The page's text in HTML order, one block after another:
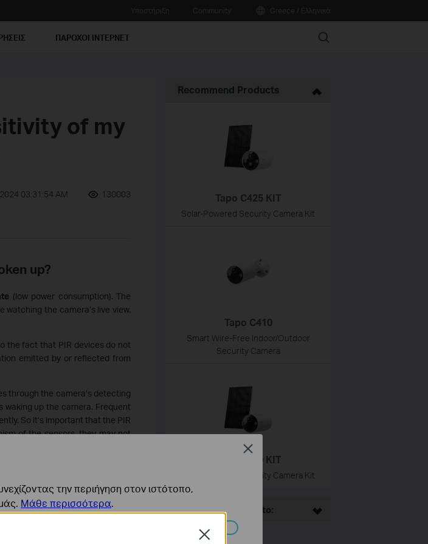
ΠΑΡΟΧΟΙ ΙΝΤΕΡΝΕΤ Search
of my
03:31:54 AM 130003
up?
(low power consumption). The
watching the camera’s live view.
the fact that PIR devices do not
emitted by or reflected from
through the camera’s detecting
up the camera. Frequent
So it’s important that the PIR
of the sensors, they may not
these settings can’t reduce
Recommend Products
Tapo C425 KIT
Solar-Powered Security Camera Kit
Tapo C410
Smart Wire-Free Indoor/Outdoor
Security Camera
Tapo C410 KIT
Solar-Powered Security Camera Kit
This Article Applies to:
Close
την περιήγηση στον ιστότοπο,
Μάθε περισσότερα.
Close